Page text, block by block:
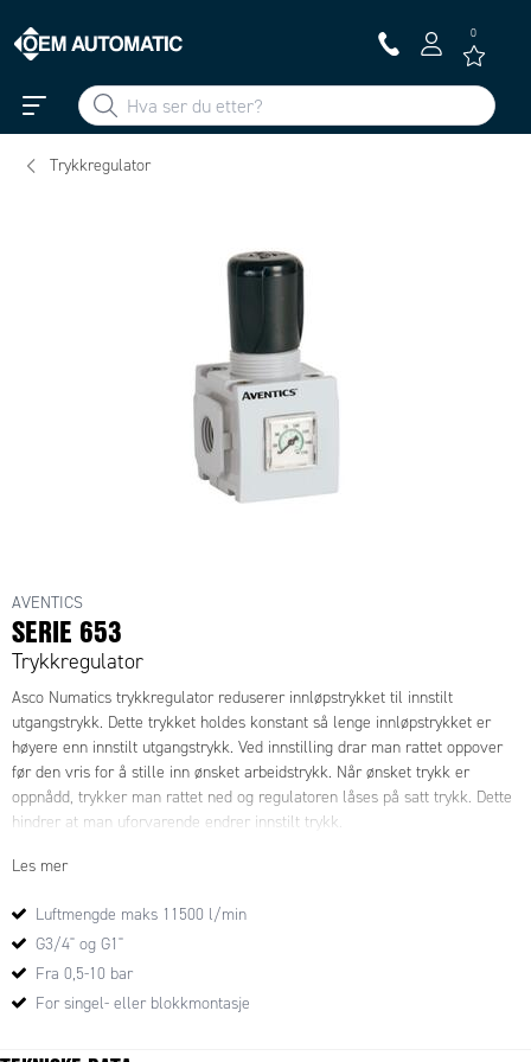
0
Trykkregulator
AVENTICS
SERIE 653
Trykkregulator
Asco Numatics trykkregulator reduserer innløpstrykket til innstilt
utgangstrykk. Dette trykket holdes konstant så lenge innløpstrykket er
høyere enn innstilt utgangstrykk. Ved innstilling drar man rattet oppover
før den vris for å stille inn ønsket arbeidstrykk. Når ønsket trykk er
oppnådd, trykker man rattet ned og regulatoren låses på satt trykk. Dette
hindrer at man uforvarende endrer innstilt trykk.
Les mer
Luftmengde maks 11500 l/min
G3/4" og G1"
Fra 0,5-10 bar
For singel- eller blokkmontasje